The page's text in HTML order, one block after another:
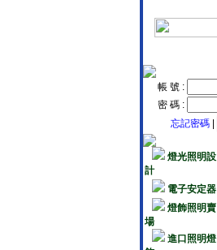
帳 號 :
密 碼 :
忘記密碼|
燈光照明設
計
電子安定器
燈飾照明賣
場
進口照明燈